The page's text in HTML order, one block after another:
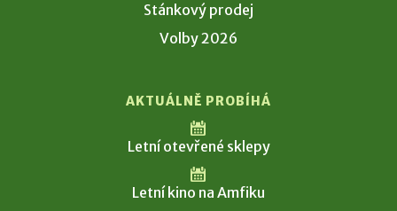
Stánkový prodej
Volby 2026
AKTUÁLNĚ PROBÍHÁ
Letní otevřené sklepy
Letní kino na Amfiku